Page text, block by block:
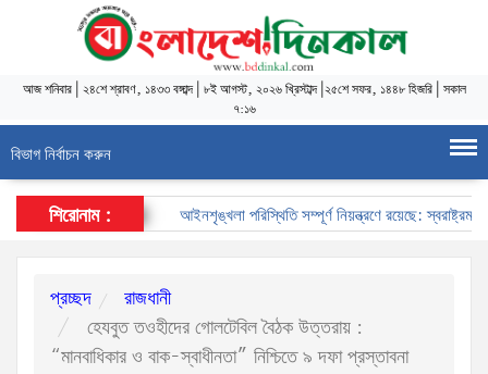
আজশনিবার| ২৪শে শ্রাবণ, ১৪৩৩ বঙ্গাব্দ| ৮ই আগস্ট, ২০২৬ খ্রিস্টাব্দ| ২৫শে সফর, ১৪৪৮ হিজরি| সকাল
৭:১৬
বিভাগ নির্বাচন করুন
শিরোনাম : আইনশৃঙ্খলা পরিস্থিতি সম্পূর্ণ নিয়ন্ত্রণে রয়েছে: স্বরাষ্ট্রমন্ত্রী
প্রচ্ছদ
রাজধানী
হেযবুত তওহীদের গোলটেবিল বৈঠক উত্তরায় :
“মানবাধিকার ও বাক-স্বাধীনতা” নিশ্চিতে ৯ দফা প্রস্তাবনা